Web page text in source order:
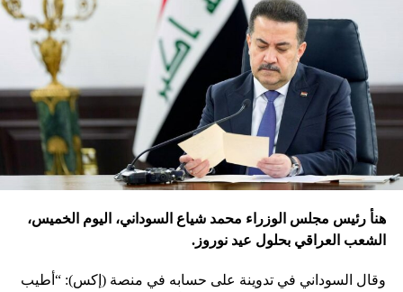
هنأ رئيس مجلس الوزراء محمد شياع السوداني، اليوم الخميس،
الشعب العراقي بحلول عيد نوروز.
وقال السوداني في تدوينة على حسابه في منصة (إكس): “أطيب